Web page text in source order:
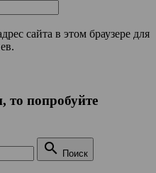
сайта в этом браузере для
то попробуйте
 Поиск